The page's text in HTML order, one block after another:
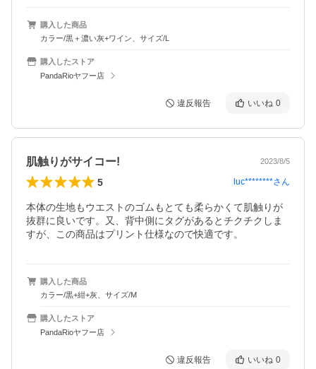
購入した商品
カラー/黒＋濃い灰+ワイン、サイズ/L
購入したストア
PandaRioヤフー店
違反報告 いいね 0
肌触りがサイコー! 2023/8/5
5 luc********さん
本体の生地もウエストのゴムもとても柔らかくて肌触りが
抜群に良いです。又、背中側にタグがあるとチクチクしま
すが、この商品はプリント仕様なので快適です。
購入した商品
カラー/黒+紺+灰、サイズ/M
購入したストア
PandaRioヤフー店
違反報告 いいね 0